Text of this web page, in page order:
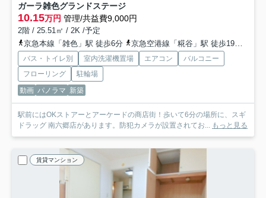
ガーラ雑色グランドステージ
10.15万円 管理/共益費9,000円
2階 / 25.51㎡ / 2K /予定
京急本線「雑色」駅 徒歩6分
京急空港線「糀谷」駅 徒歩19分
バス・トイレ別 室内洗濯機置場 エアコン
バルコニー
フローリング
駐輪場
動画 パノラマ 新築
駅前にはOKストアーとアーケードの商店街！歩いて6分の場所に、スギ
ドラッグ 南六郷店があります。防犯カメラが設置されてお... もっと見る
賃貸マンション